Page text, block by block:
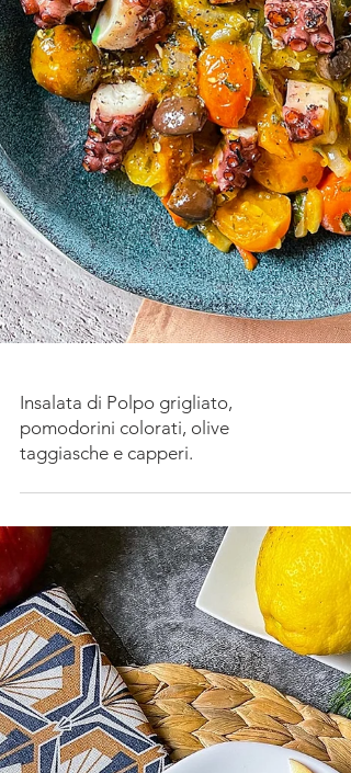
Insalata di Polpo grigliato,
pomodorini colorati, olive
taggiasche e capperi.